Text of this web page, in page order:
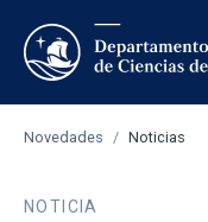
Novedades / Noticias
NOTICIA